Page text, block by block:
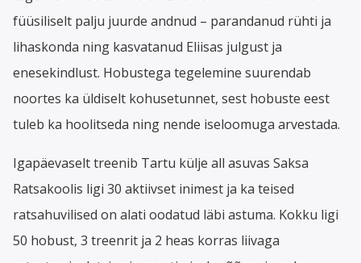
füüsiliselt palju juurde andnud – parandanud rühti ja
lihaskonda ning kasvatanud Eliisas julgust ja
enesekindlust. Hobustega tegelemine suurendab
noortes ka üldiselt kohusetunnet, sest hobuste eest
tuleb ka hoolitseda ning nende iseloomuga arvestada.
Igapäevaselt treenib Tartu külje all asuvas Saksa
Ratsakoolis ligi 30 aktiivset inimest ja ka teised
ratsahuvilised on alati oodatud läbi astuma. Kokku ligi
50 hobust, 3 treenrit ja 2 heas korras liivaga